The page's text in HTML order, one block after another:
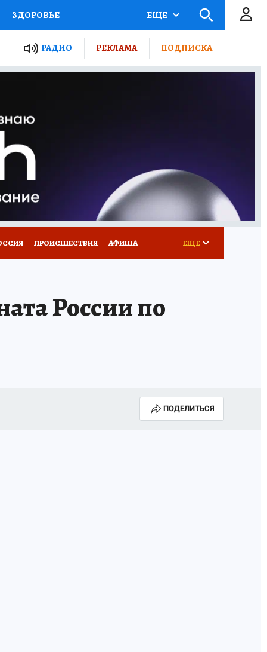
ЗДОРОВЬЕ
РОССИИ
ПУТЕВОДИТЕЛЬ
ПОТРЕБИТЕЛЯ
ЕЩЕ
РАДИО РЕКЛАМА ПОДПИСКА
ПРОИСШЕСТВИЯ АФИША ЕЩЕ
России по
ПОДЕЛИТЬСЯ